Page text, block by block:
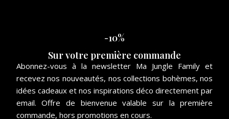
-10%
Sur votre première commande
Abonnez-vous à la newsletter Ma Jungle Family et
recevez nos nouveautés, nos collections bohèmes, nos
idées cadeaux et nos inspirations déco directement par
email. Offre de bienvenue valable sur la première
commande, hors promotions en cours.